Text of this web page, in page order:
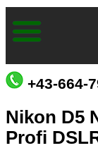
+43-
Nikon D5
Profi